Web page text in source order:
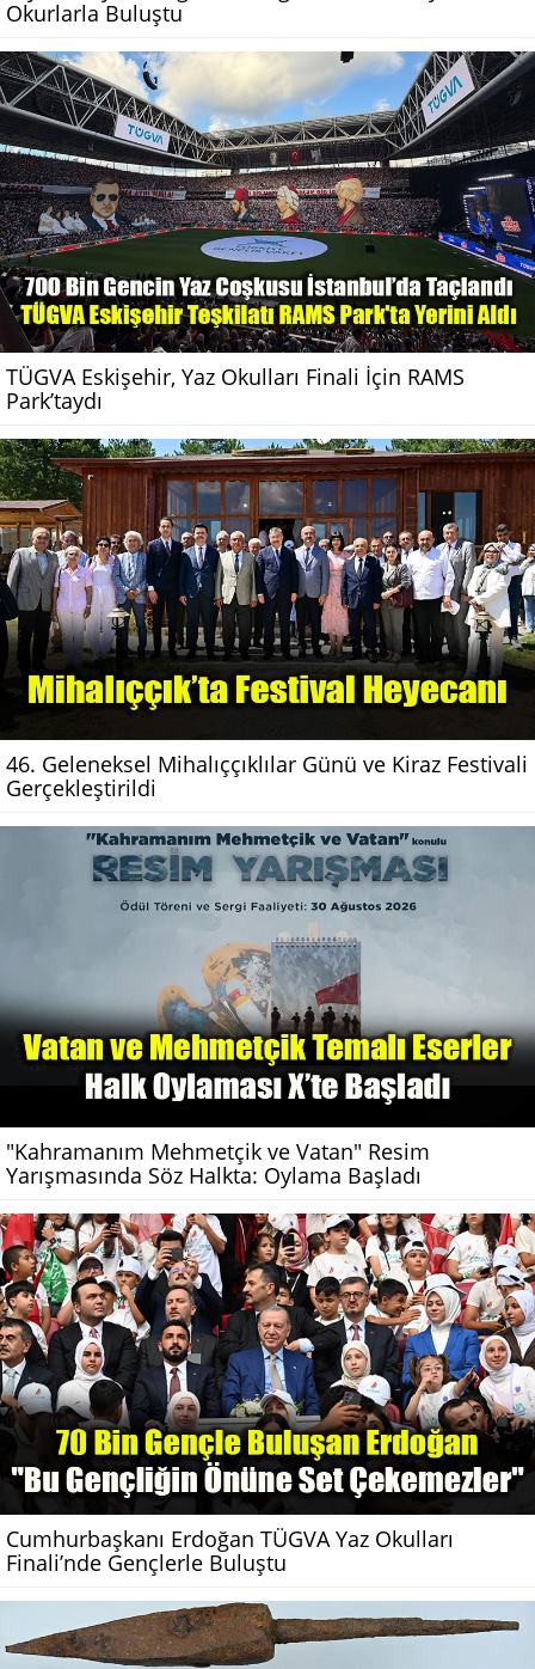
Okurlarla Buluştu
TÜGVA Eskişehir, Yaz Okulları Finali İçin RAMS
Park’taydı
46. Geleneksel Mihalıççıklılar Günü ve Kiraz Festivali
Gerçekleştirildi
"Kahramanım Mehmetçik ve Vatan" Resim
Yarışmasında Söz Halkta: Oylama Başladı
Cumhurbaşkanı Erdoğan TÜGVA Yaz Okulları
Finali’nde Gençlerle Buluştu